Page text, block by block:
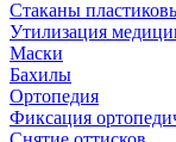
Стаканы
Утилизация
Маски
Бахилы
Ортопедия
Фиксация